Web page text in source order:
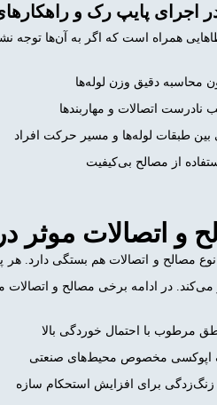
اجرای پایپ رک و
همراه است که اگر به آن‌ها توجه
محاسبه دقیق وزن لوله‌ها
نادرست اتصالات و مهاربندها
بین طبقات لوله‌ها و مسیر حرکت افراد
از مصالح بی‌کیفیت
و اتصالات موثر
نوع مصالح و اتصالات هم بستگی دارد.
می‌کند. در ادامه برخی مصالح و
مرطوب با احتمال خوردگی بالا
اپوکسی مخصوص محیط‌های صنعتی
زنگ‌زدگی برای افزایش استحکام سازه